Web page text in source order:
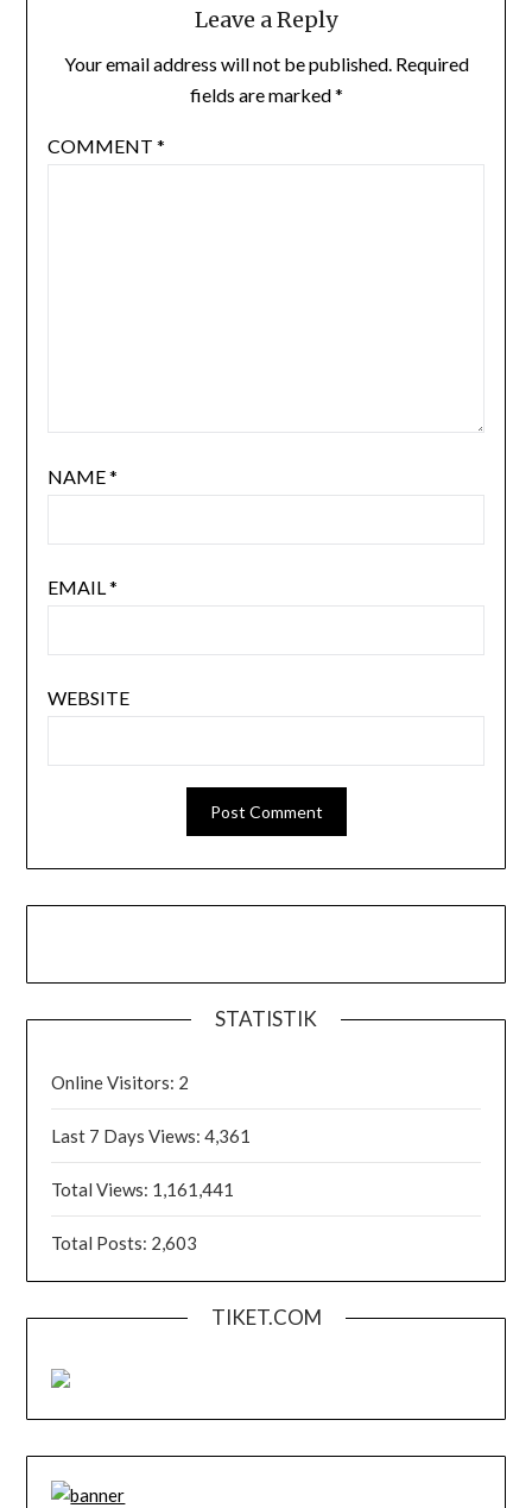
Leave a Reply
Your email address will not be published. Required
fields are marked*
COMMENT *
NAME*
EMAIL*
WEBSITE
STATISTIK
Online Visitors: 2
Last 7 Days Views:4,361
Total Views: 1,161,441
Total Posts: 2,603
TIKET.COM